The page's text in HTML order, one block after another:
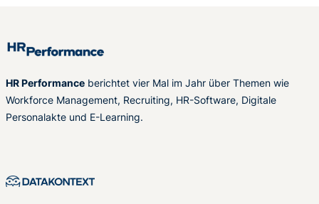
HR Performance berichtet vier Mal im Jahr über Themen wie
Workforce Management, Recruiting, HR-Software, Digitale
Personalakte und E-Learning.